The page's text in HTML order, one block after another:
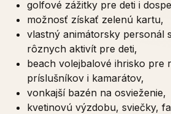
golfové zážitky pre deti i
možnosť získať zelenú kartu,
vlastný animátorsky personál
rôznych aktivít pre deti,
beach volejbalové ihrisko pre
príslušníkov i kamarátov,
vonkajší bazén na osvieženie,
kvetinovú výzdobu, sviečky,